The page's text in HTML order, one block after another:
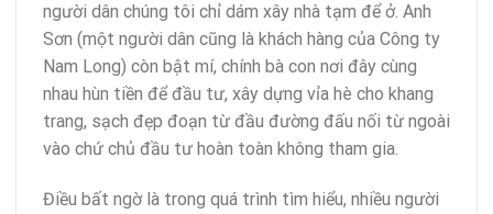
người dân chúng tôi chỉ dám xây nhà tạm để ở. Anh
Sơn (một người dân cũng là khách hàng của Công ty
Nam Long) còn bật mí, chính bà con nơi đây cùng
nhau hùn tiền để đầu tư, xây dựng vỉa hè cho khang
trang, sạch đẹp đoạn từ đầu đường đấu nối từ ngoài
vào chứ chủ đầu tư hoàn toàn không tham gia.
Điều bất ngờ là trong quá trình tìm hiểu, nhiều người